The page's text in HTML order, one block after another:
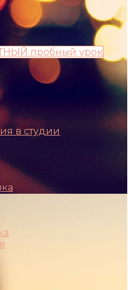
пробный урок
в студии